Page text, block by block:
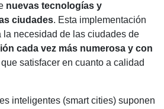
nuevas tecnologías y
ciudades. Esta implementación
la necesidad de las ciudades de
cada vez más numerosa y con
que satisfacer en cuanto a calidad
inteligentes (smart cities) suponen